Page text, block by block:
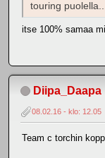
touring
itse 100% samaa
Diipa_Daapa
08.02.16 - klo: 12.05
Team c torchin